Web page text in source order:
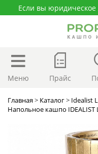
Если вы юридическое
Меню Прайс
Главная> Каталог> Idealist
Напольное кашпо IDEALIST